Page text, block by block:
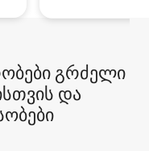
გრძელი
და